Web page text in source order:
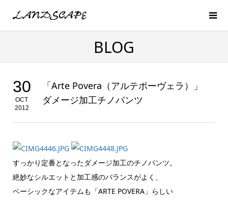
BLOG
30
OCT
2012
「Arte Povera（アルテポーヴェラ）」
ダメージ加工チノパンツ
すっかり定番となったダメージ加工のチノパンツ。
絶妙なシルエットと加工感のバランスがよく、
ベーシックなアイテムも「ARTE POVERA」らしい